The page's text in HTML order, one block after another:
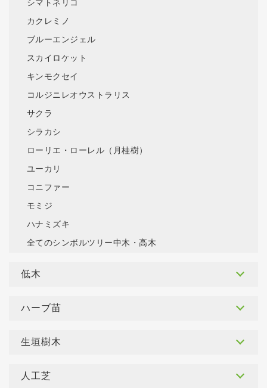
シマトネリコ
カクレミノ
ブルーエンジェル
スカイロケット
キンモクセイ
コルジニレオウストラリス
サクラ
シラカシ
ローリエ・ローレル（月桂樹）
ユーカリ
コニファー
モミジ
ハナミズキ
全てのシンボルツリー中木・高木
低木
ハーブ苗
生垣樹木
人工芝